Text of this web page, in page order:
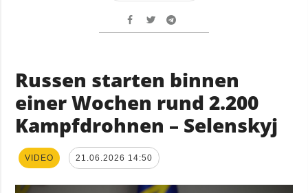
Russen starten binnen
einer Wochen rund 2.200
Kampfdrohnen – Selenskyj
VIDEO 21.06.2026 14:50